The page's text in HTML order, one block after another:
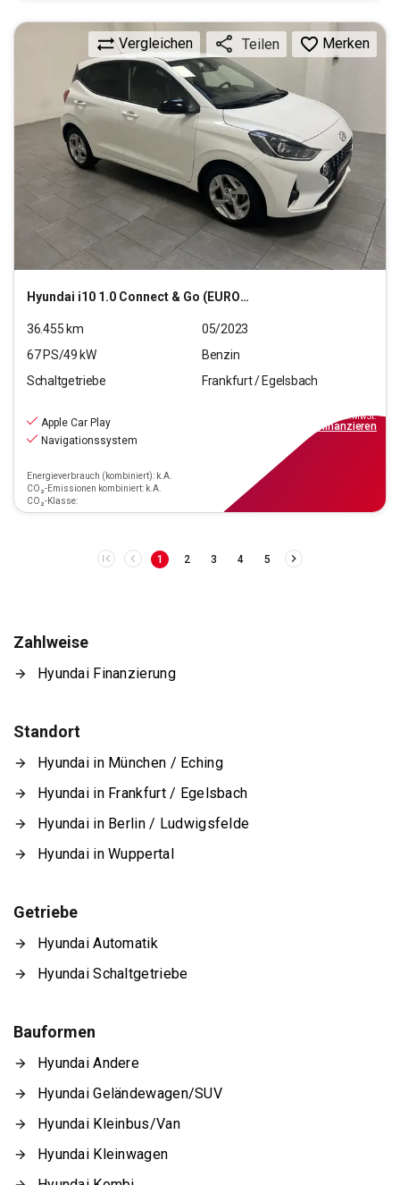
Hyundai i10 1.0 Connect & Go (EURO 6d)
Vergleichen Teilen Merken
36.455 km
05/2023
67PS/49 kW
Benzin
Schaltgetriebe
Frankfurt / Egelsbach
Apple Car Play
Navigationssystem
Energieverbrauch (kombiniert): k.A.
CO₂-Emissionen kombiniert: k.A.
CO₂-Klasse:
inkl.MwSt.
finanzieren
1 2 3 4 5
Zahlweise
Hyundai Finanzierung
Standort
Hyundai in München / Eching
Hyundai in Frankfurt / Egelsbach
Hyundai in Berlin / Ludwigsfelde
Hyundai in Wuppertal
Getriebe
Hyundai Automatik
Hyundai Schaltgetriebe
Bauformen
Hyundai Andere
Hyundai Geländewagen/SUV
Hyundai Kleinbus/Van
Hyundai Kleinwagen